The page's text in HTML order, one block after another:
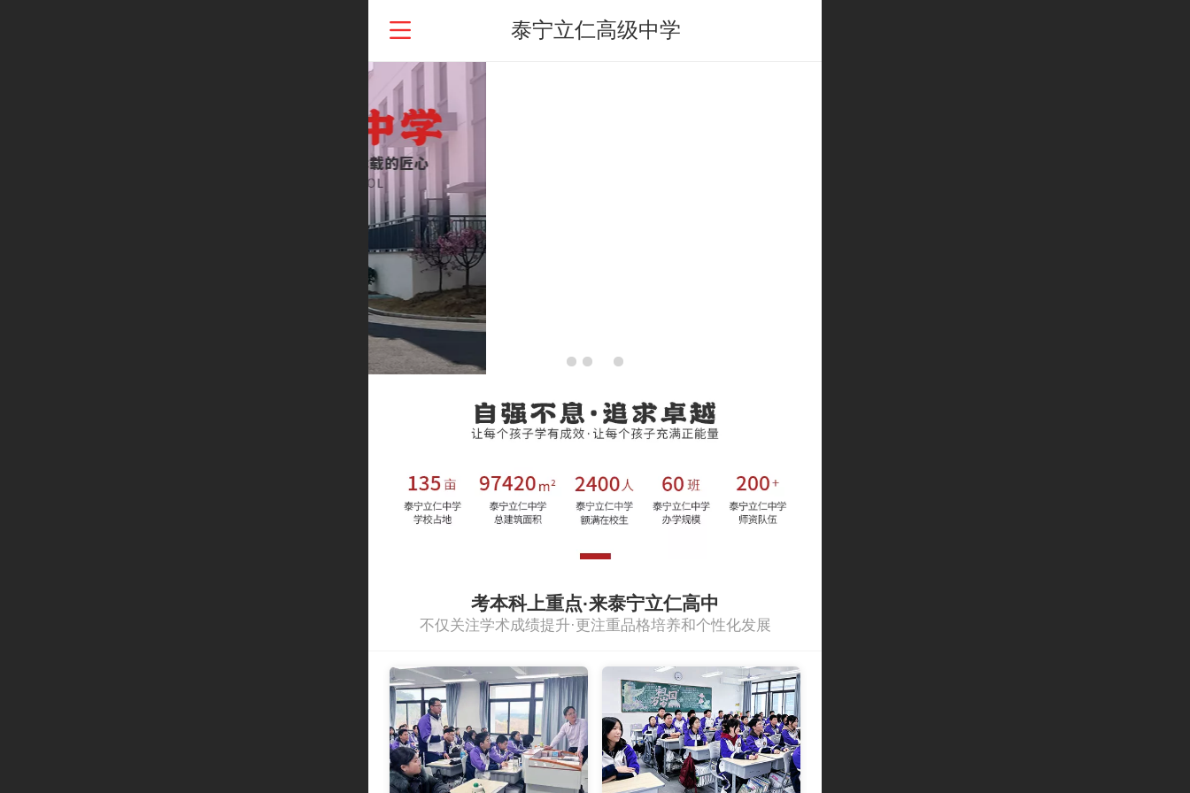
泰宁立仁高级中学
考本科上重点·来泰宁立仁高中
不仅关注学术成绩提升·更注重品格培养和个性化发展